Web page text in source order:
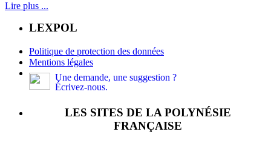
Lire plus ...
LEXPOL
Politique de protection des données
Mentions légales
Une demande, une suggestion ?
Écrivez-nous.
LES SITES DE LA POLYNÉSIE
FRANÇAISE